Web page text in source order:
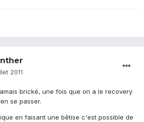
2011
brické, une fois que on a le recovery
se passer.
en faisant une bêtise c'est possible de